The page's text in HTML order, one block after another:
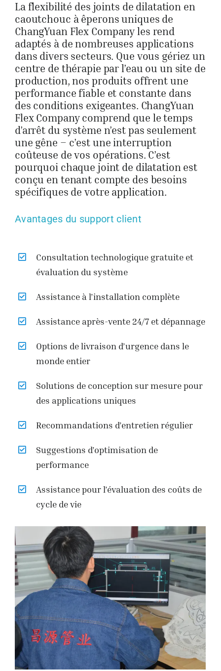
La flexibilité des joints de dilatation en
caoutchouc à êperons uniques de
ChangYuan Flex Company les rend
adaptés à de nombreuses applications
dans divers secteurs. Que vous gériez un
centre de thérapie par l’eau ou un site de
production, nos produits offrent une
performance fiable et constante dans
des conditions exigeantes. ChangYuan
Flex Company comprend que le temps
d’arrêt du système n’est pas seulement
une gêne – c’est une interruption
coûteuse de vos opérations. C’est
pourquoi chaque joint de dilatation est
conçu en tenant compte des besoins
spécifiques de votre application.
Avantages du support client
Consultation technologique gratuite et
évaluation du système
Assistance à l’installation complète
Assistance après-vente 24/7 et dépannage
Options de livraison d’urgence dans le
monde entier
Solutions de conception sur mesure pour
des applications uniques
Recommandations d’entretien régulier
Suggestions d’optimisation de
performance
Assistance pour l’évaluation des coûts de
cycle de vie